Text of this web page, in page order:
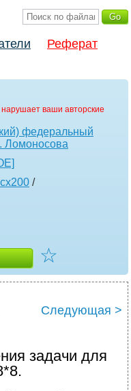
Реферат
ваши авторские
федеральный
Ломоносова
/
☆
Следующая >
задачи для